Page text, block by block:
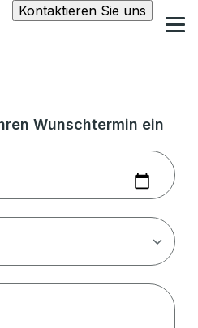
Kontaktieren Sie uns
Wunschtermin ein